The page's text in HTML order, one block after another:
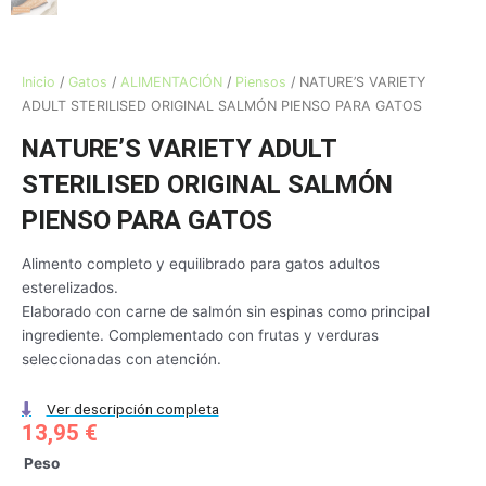
Inicio / Gatos / ALIMENTACIÓN / Piensos / NATURE’S VARIETY
ADULT STERILISED ORIGINAL SALMÓN PIENSO PARA GATOS
NATURE’S VARIETY ADULT
STERILISED ORIGINAL SALMÓN
PIENSO PARA GATOS
Alimento completo y equilibrado para gatos adultos
esterelizados.
Elaborado con carne de salmón sin espinas como principal
ingrediente. Complementado con frutas y verduras
seleccionadas con atención.
Ver descripción completa
13,95 €
Peso
NATURE'S